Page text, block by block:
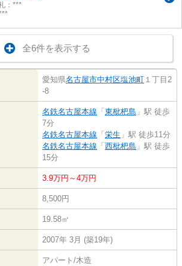
：***
全6件を表示する
愛知県名古屋市中村区塩池町 １丁目2
-8
名鉄名古屋本線 「 東枇杷島 」駅 徒歩
7分
名鉄名古屋本線 「 栄生 」駅 徒歩11分
名鉄名古屋本線 「 西枇杷島 」駅 徒歩
15分
3.9万円～4万円
8,500円
19.58㎡
2007年 3月 (築19年)
アパート/木造